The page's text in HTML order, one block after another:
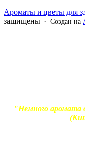
Ароматы и цветы для
защищены · Создан на
"Немного аромата